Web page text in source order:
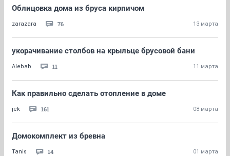
Облицовка дома из бруса кирпичом
zarazara 76 13 марта
укорачивание столбов на крыльце брусовой бани
Alebab 11 11 марта
Как правильно сделать отопление в доме
jek 161 08 марта
Домокомплект из бревна
Tanis 14 01 марта